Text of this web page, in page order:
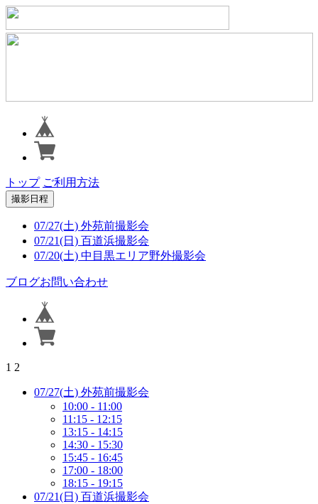
トップ ご利用方法
撮影日程
07/27(土) 外苑前撮影会
07/21(日) 百道浜撮影会
07/20(土) 中目黒エリア野外撮影会
ブログお問い合わせ
1 2
07/27(土) 外苑前撮影会
10:00 - 11:00
11:15 - 12:15
13:15 - 14:15
14:30 - 15:30
15:45 - 16:45
17:00 - 18:00
18:15 - 19:15
07/21(日) 百道浜撮影会